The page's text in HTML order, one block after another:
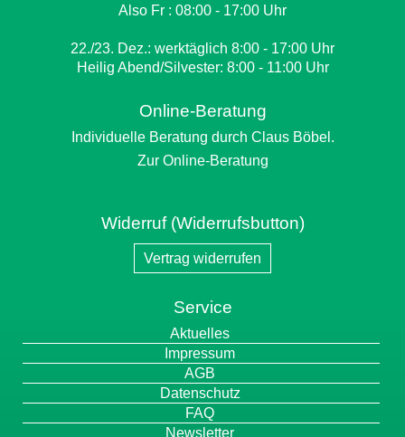
Also Fr : 08:00 - 17:00 Uhr
22./23. Dez.: werktäglich 8:00 - 17:00 Uhr
Heilig Abend/Silvester: 8:00 - 11:00 Uhr
Online-Beratung
Individuelle Beratung durch Claus Böbel.
Zur Online-Beratung
Widerruf (Widerrufsbutton)
Vertrag widerrufen
Service
Navigation
überspringen
Aktuelles
Impressum
AGB
Datenschutz
FAQ
Newsletter